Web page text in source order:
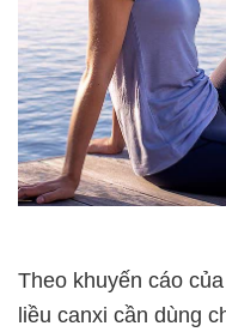
Theo khuyến cáo
liều canxi cần dùng